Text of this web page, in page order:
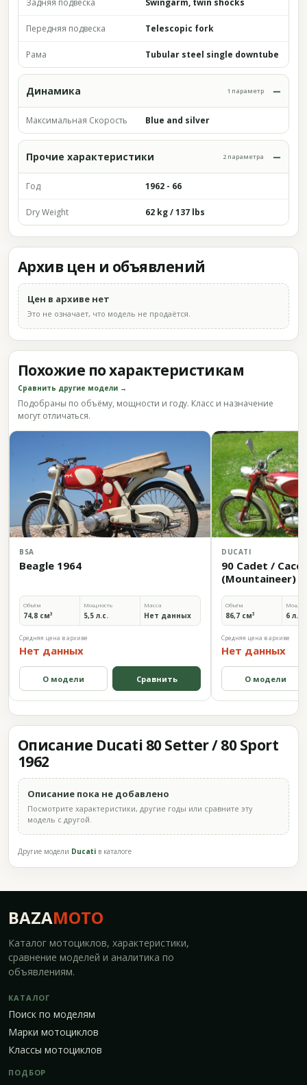
Задняя подвеска Swingarm, twin shocks
Передняя подвеска Telescopic fork
Рама Tubular steel single downtube
Динамика 1 параметр
Максимальная Скорость Blue and silver
Прочие характеристики 2 параметра
Год 1962 - 66
Dry Weight 62 kg / 137 lbs
Архив цен и объявлений
Цен в архиве нет
Это не означает, что модель не продаётся.
Похожие по характеристикам
Сравнить другие модели →
Подобраны по объёму, мощности и году. Класс и назначение
могут отличаться.
BSA
Beagle 1964
Объём
74,8 см³
Мощность
5,5 л.с.
Масса
Нет данных
Средняя цена в архиве
Нет данных
О модели Сравнить
DUCATI
90 Cadet /
(Mountaineer)
Объём
86,7 см³ 6 л.с.
Средняя цена в архиве
Нет данных
О модели
Описание Ducati 80 Setter / 80 Sport
1962
Описание пока не добавлено
Посмотрите характеристики, другие годы или сравните эту
модель с другой.
Другие модели Ducati в каталоге
BAZAMOTO
Каталог мотоциклов, характеристики,
сравнение моделей и аналитика по
объявлениям.
КАТАЛОГ
Поиск по моделям
Марки мотоциклов
Классы мотоциклов
ПОДБОР